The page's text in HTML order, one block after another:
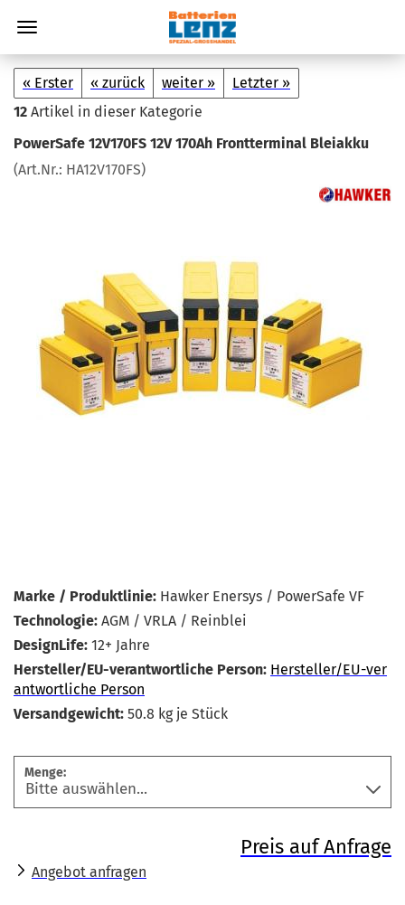
« Erster « zurück weiter »
Letzter »
12 Artikel in dieser Kategorie
Power­Safe 12V170FS 12V 170Ah Front­ter­mi­nal Blei­ak­ku
(Art.Nr.: HA12V170FS)
Marke / Produktlinie: Hawker Enersys / PowerSafe VF
Technologie: AGM / VRLA / Reinblei
DesignLife: 12+ Jahre
Hersteller/EU-verantwortliche Person: Hersteller/EU-ver
antwortliche Person
Versandgewicht: 50.8 kg je Stück
Menge:
Preis auf Anfrage
Angebot anfragen